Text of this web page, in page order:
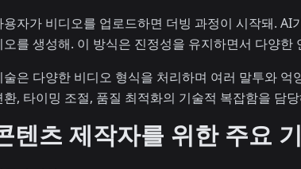
용자가 비디오를 업로드하면 더빙 과정이 시작돼.
오를 생성해. 이 방식은 진정성을 유지하면서 다양
술은 다양한 비디오 형식을 처리하며 여러 말투와
환, 타이밍 조절, 품질 최적화의 기술적 복잡함을 담
텐츠 제작자를 위한 주요